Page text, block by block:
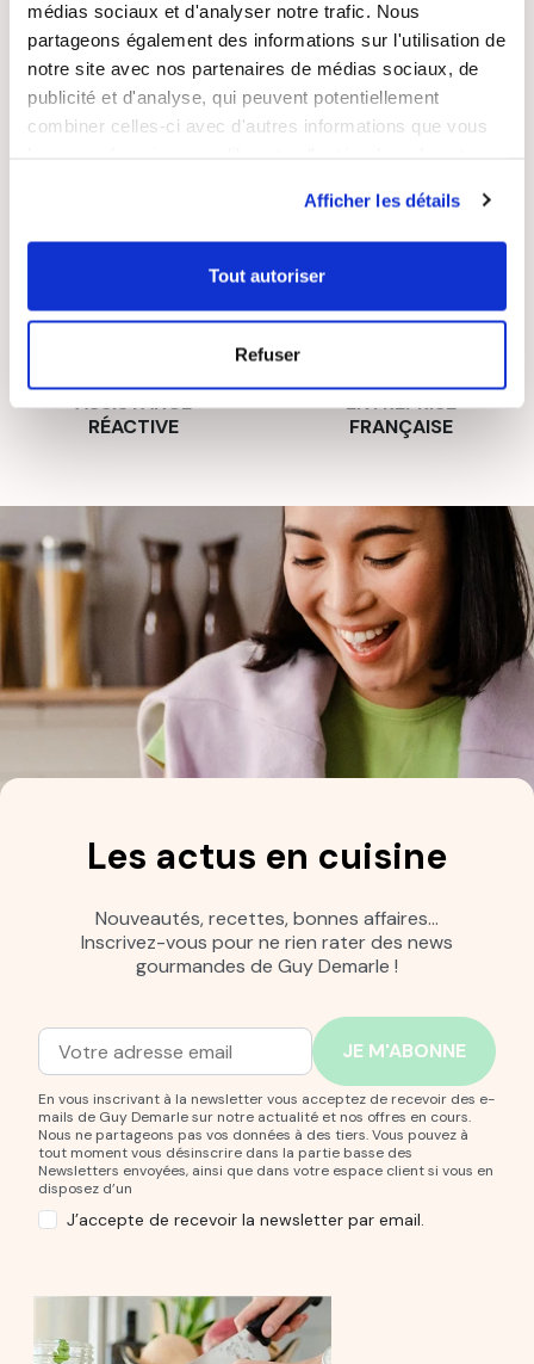
médias sociaux et d'analyser notre trafic. Nous
partageons également des informations sur l'utilisation de
notre site avec nos partenaires de médias sociaux, de
publicité et d'analyse, qui peuvent potentiellement
combiner celles-ci avec d'autres informations que vous
Afficher les détails
Tout autoriser
Refuser
LIVRAISON
SUIVIE
PAIEMENT
SÉCURISÉ
GRATUITES
REMBOURSÉ
ASSISTANCE
RÉACTIVE
ENTREPRISE
FRANÇAISE
Les actus en cuisine
Nouveautés, recettes, bonnes affaires…
Inscrivez-vous pour ne rien rater des news
gourmandes de Guy Demarle !
Adresse mail
Entrez votre adresse mail pour vous abonner à notre
En vous inscrivant à la newsletter vous acceptez de recevoir des e-
mails de Guy Demarle sur notre actualité et nos offres en cours.
Nous ne partageons pas vos données à des tiers. Vous pouvez à
tout moment vous désinscrire dans la partie basse des
Newsletters envoyées, ainsi que dans votre espace client si vous en
disposez d’un
J’accepte de recevoir la newsletter par email.